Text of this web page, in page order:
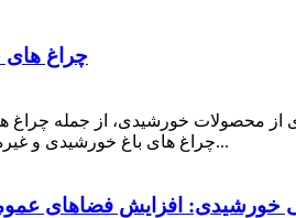
چراغ های
محصولات خورشیدی، از جمله چراغ
چراغ های باغ خورشیدی و غیره تخصص دارد.تیم متخصص ما متعهد به توسعه و...
خورشیدی: افزایش فضاهای